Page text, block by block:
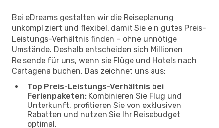
Bei eDreams gestalten wir die Reiseplanung
unkompliziert und flexibel, damit Sie ein gutes Preis-
Leistungs-Verhältnis finden – ohne unnötige
Umstände. Deshalb entscheiden sich Millionen
Reisende für uns, wenn sie Flüge und Hotels nach
Cartagena buchen. Das zeichnet uns aus:
Top Preis-Leistungs-Verhältnis bei
Ferienpaketen: Kombinieren Sie Flug und
Unterkunft, profitieren Sie von exklusiven
Rabatten und nutzen Sie Ihr Reisebudget
optimal.